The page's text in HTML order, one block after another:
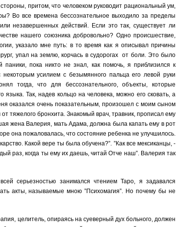
притом, что человеком руководит рациональный ум,
Во все времена бессознательное выходило за пределы
незавершенных действий. Если это так, существует ли
нашего союзника добровольно? Одно происшествие,
указало мне путь: в то время как я описывал причины
упал на землю, корчась в судорогах от боли. Это было
пока никто не знал, как помочь, я приблизился к
усилием с безымянного пальца его левой руки
тогда, что для бессознательного, объекты, которые
Так, надев кольцо на человека, можно его сковать, а
оказался очень показательным, произошел с моим сыном
тяжелого бронхита. Знакомый врач, травник, прописал ему
жена Валерия, мать Адама, должна была капать ему в рот
она пожаловалась, что состояние ребенка не улучшилось.
Какой вере ты была обучена?”. ”Как все мексиканцы, -
раз, когда ты ему их даешь, читай Отче наш”. Валерия так
серьезностью занимался чтением Таро, я задавался
акты, называемые мною ”Психомагия”. Но почему бы не
целитель, опираясь на суеверный дух больного, должен